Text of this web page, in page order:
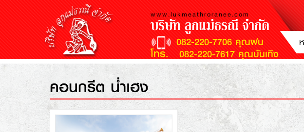
www.lukmeathroranee.com
บริษัท ลูกแม่ธรณี จำกัด
082-220-7706 คุณฝน
โทร. 082-220-7617 คุณบันเทิง
คอนกรีต น่ำเฮง